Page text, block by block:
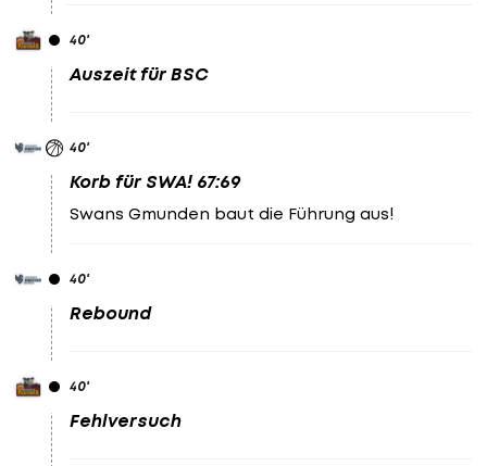
40'
Auszeit für BSC
40'
Korb für SWA! 67:69
Swans Gmunden baut die Führung aus!
40'
Rebound
40'
Fehlversuch